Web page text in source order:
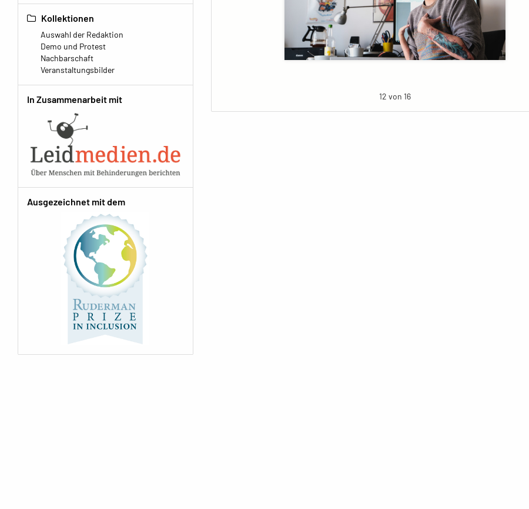
Kollektionen
Auswahl der Redaktion
Demo und Protest
Nachbarschaft
Veranstaltungsbilder
In Zusammenarbeit mit
Ausgezeichnet mit dem
12 von 16